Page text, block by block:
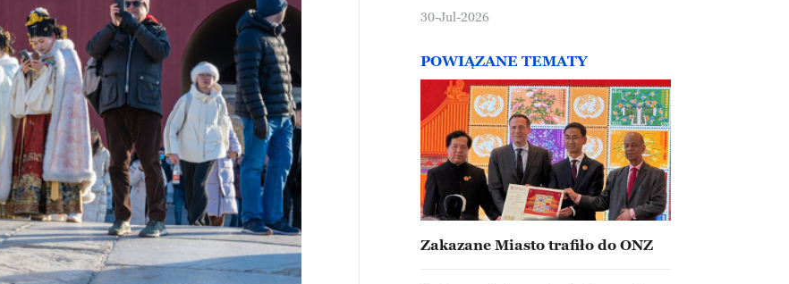
gospodarki
30-Jul-2026
POWIĄZANE TEMATY
Zakazane Miasto trafiło do ONZ